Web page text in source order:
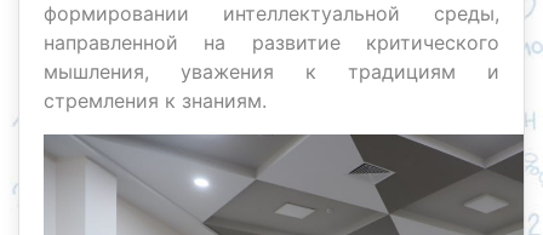
формировании интеллектуальной среды,
направленной на развитие критического
мышления, уважения к традициям и
стремления к знаниям.